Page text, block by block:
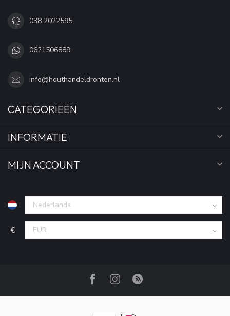
038 2022595
0621506889
info@houthandeldronten.nl
CATEGORIEËN
INFORMATIE
MIJN ACCOUNT
€